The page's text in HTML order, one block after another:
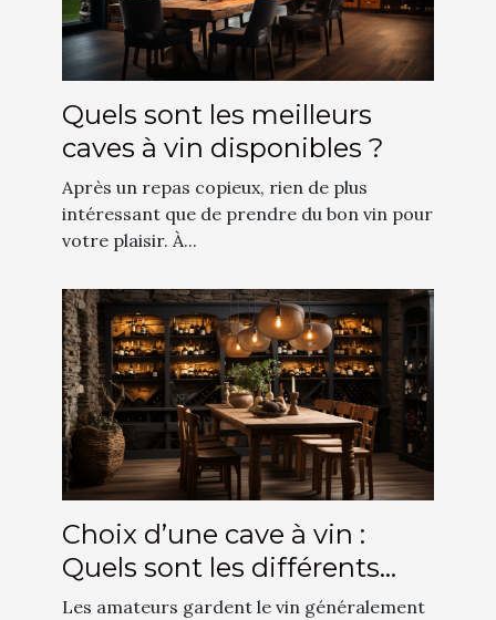
Quels sont les meilleurs
caves à vin disponibles ?
Après un repas copieux, rien de plus
intéressant que de prendre du bon vin pour
votre plaisir. À...
Choix d’une cave à vin :
Quels sont les différents
types existants ?
Les amateurs gardent le vin généralement